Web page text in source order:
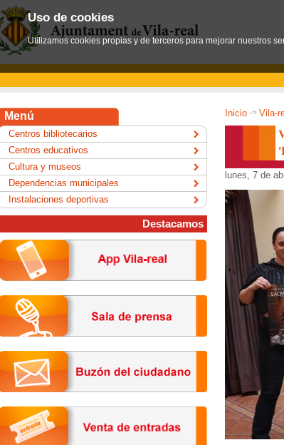
Inicio -> Vila-
lunes, 7 de
Menú
Centros bibliotecarios
Centros educativos
Cultura y museos
Dependencias municipales
Instalaciones deportivas
Destacamos
Uso de cookies
Utilizamos cookies propias y de terceros para mejorar nuestros